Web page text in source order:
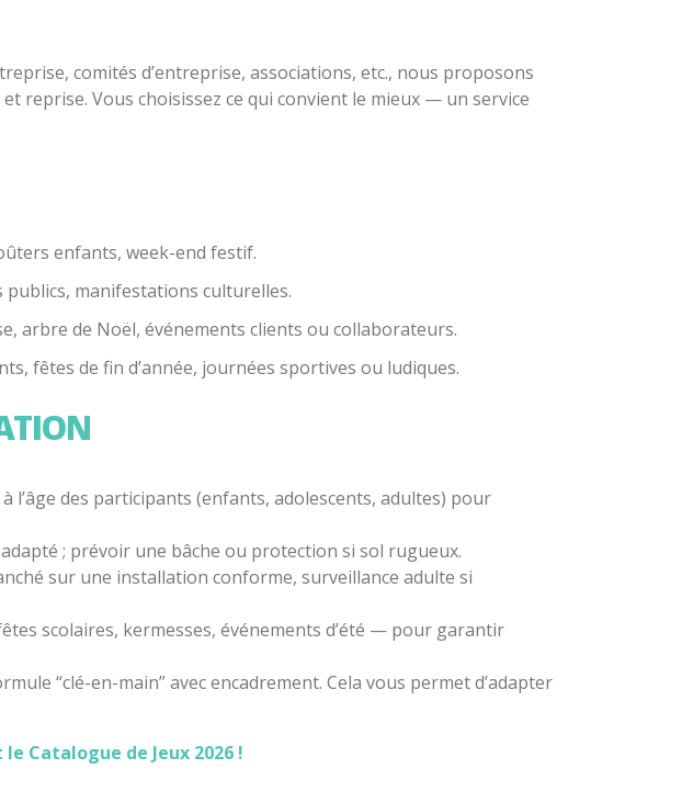
comités d’entreprise, associations, etc., nous proposons
reprise. Vous choisissez ce qui convient le mieux — un service
enfants, week-end festif.
manifestations culturelles.
arbre de Noël, événements clients ou collaborateurs.
fêtes de fin d’année, journées sportives ou ludiques.
l’âge des participants (enfants, adolescents, adultes) pour
; prévoir une bâche ou protection si sol rugueux.
sur une installation conforme, surveillance adulte si
scolaires, kermesses, événements d’été — pour garantir
“clé-en-main” avec encadrement. Cela vous permet d’adapter
Catalogue de Jeux 2026 !